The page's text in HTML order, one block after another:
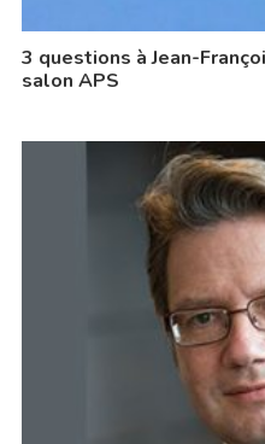
3 questions à Jean-
salon APS